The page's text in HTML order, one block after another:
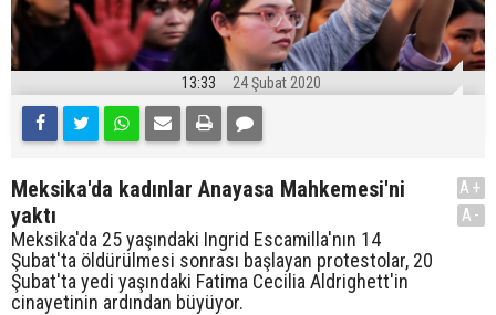
13:33 24 Şubat 2020
Meksika'da kadınlar Anayasa Mahkemesi'ni
yaktı
Meksika'da 25 yaşındaki Ingrid Escamilla'nın 14
Şubat'ta öldürülmesi sonrası başlayan protestolar, 20
Şubat'ta yedi yaşındaki Fatima Cecilia Aldrighett'in
cinayetinin ardından büyüyor.
A+
A-